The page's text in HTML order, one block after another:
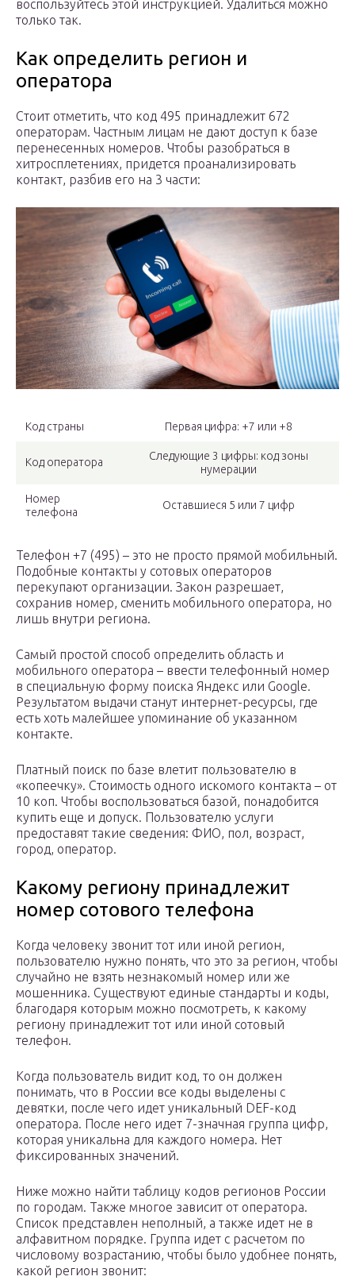
воспользуйтесь этой инструкцией. Удалиться можно
только так.
Как определить регион и
оператора
Стоит отметить, что код 495 принадлежит 672
операторам. Частным лицам не дают доступ к базе
перенесенных номеров. Чтобы разобраться в
хитросплетениях, придется проанализировать
контакт, разбив его на 3 части:
Код страны Первая цифра: +7 или +8
Код оператора
Следующие 3 цифры: код зоны
нумерации
Номер
телефона
Оставшиеся 5 или 7 цифр
Телефон +7 (495) – это не просто прямой мобильный.
Подобные контакты у сотовых операторов
перекупают организации. Закон разрешает,
сохранив номер, сменить мобильного оператора, но
лишь внутри региона.
Самый простой способ определить область и
мобильного оператора – ввести телефонный номер
в специальную форму поиска Яндекс или Google.
Результатом выдачи станут интернет-ресурсы, где
есть хоть малейшее упоминание об указанном
контакте.
Платный поиск по базе влетит пользователю в
«копеечку». Стоимость одного искомого контакта – от
10 коп. Чтобы воспользоваться базой, понадобится
купить еще и допуск. Пользователю услуги
предоставят такие сведения: ФИО, пол, возраст,
город, оператор.
Какому региону принадлежит
номер сотового телефона
Когда человеку звонит тот или иной регион,
пользователю нужно понять, что это за регион, чтобы
случайно не взять незнакомый номер или же
мошенника. Существуют единые стандарты и коды,
благодаря которым можно посмотреть, к какому
региону принадлежит тот или иной сотовый
телефон.
Когда пользователь видит код, то он должен
понимать, что в России все коды выделены с
девятки, после чего идет уникальный DEF-код
оператора. После него идет 7-значная группа цифр,
которая уникальна для каждого номера. Нет
фиксированных значений.
Ниже можно найти таблицу кодов регионов России
по городам. Также многое зависит от оператора.
Список представлен неполный, а также идет не в
алфавитном порядке. Группа идет с расчетом по
числовому возрастанию, чтобы было удобнее понять,
какой регион звонит: